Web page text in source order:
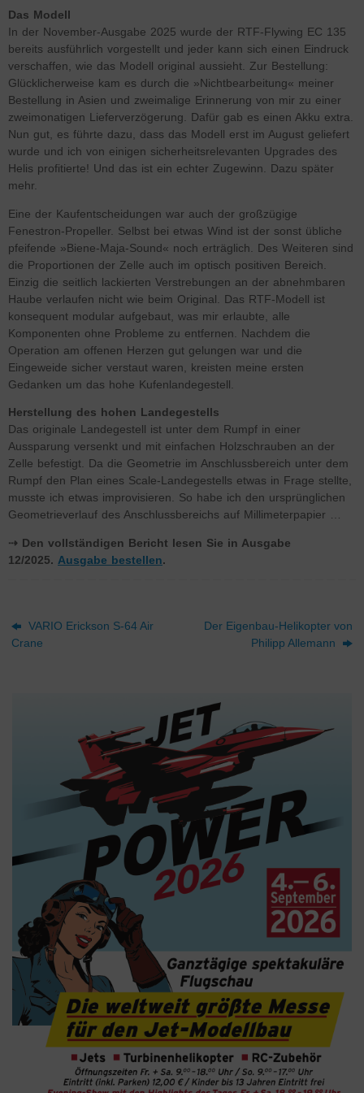
Das Modell
In der November-Ausgabe 2025 wurde der RTF-Flywing EC 135
bereits ausführlich vorgestellt und jeder kann sich einen Eindruck
verschaffen, wie das Modell original aussieht. Zur Bestellung:
Glücklicherweise kam es durch die »Nichtbearbeitung« meiner
Bestellung in Asien und zweimalige Erinnerung von mir zu einer
zweimonatigen Lieferverzögerung. Dafür gab es einen Akku extra.
Nun gut, es führte dazu, dass das Modell erst im August geliefert
wurde und ich von einigen sicherheitsrelevanten Upgrades des
Helis profitierte! Und das ist ein echter Zugewinn. Dazu später
mehr.
Eine der Kaufentscheidungen war auch der großzügige
Fenestron-Propeller. Selbst bei etwas Wind ist der sonst übliche
pfeifende »Biene-Maja-Sound« noch erträglich. Des Weiteren sind
die Proportionen der Zelle auch im optisch positiven Bereich.
Einzig die seitlich lackierten Verstrebungen an der abnehmbaren
Haube verlaufen nicht wie beim Original. Das RTF-Modell ist
konsequent modular aufgebaut, was mir erlaubte, alle
Komponenten ohne Probleme zu entfernen. Nachdem die
Operation am offenen Herzen gut gelungen war und die
Eingeweide sicher verstaut waren, kreisten meine ersten
Gedanken um das hohe Kufenlandegestell.
Herstellung des hohen Landegestells
Das originale Landegestell ist unter dem Rumpf in einer
Aussparung versenkt und mit einfachen Holzschrauben an der
Zelle befestigt. Da die Geometrie im Anschlussbereich unter dem
Rumpf den Plan eines Scale-Landegestells etwas in Frage stellte,
musste ich etwas improvisieren. So habe ich den ursprünglichen
Geometrieverlauf des Anschlussbereichs auf Millimeterpapier …
⇢ Den vollständigen Bericht lesen Sie in Ausgabe
12/2025. Ausgabe bestellen.
VARIO Erickson S-64 Air
Crane
Der Eigenbau-Helikopter von
Philipp Allemann